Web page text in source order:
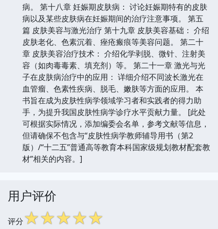
病。 第十八章 妊娠期皮肤病： 讨论妊娠期特有的皮肤
病以及某些皮肤病在妊娠期间的治疗注意事项。 第五
篇 皮肤美容与激光治疗 第十九章 皮肤美容基础： 介绍
皮肤老化、色素沉着、痤疮瘢痕等美容问题。 第二十
章 皮肤美容治疗技术： 介绍化学剥脱、微针、注射美
容（如肉毒毒素、填充剂）等。 第二十一章 激光与光
子在皮肤病治疗中的应用： 详细介绍不同波长激光在
血管瘤、色素性疾病、脱毛、嫩肤等方面的应用。 本
书旨在成为皮肤性病学领域学习者和实践者的得力助
手，为提升我国皮肤性病学诊疗水平贡献力量。 [此处
可根据实际情况，添加编委会名单，参考文献等信息，
但请确保不包含与“皮肤性病学教师辅导用书（第2
版）/“十二五”普通高等教育本科国家级规划教材配套教
材”相关的内容。]
用户评价
评分☆☆☆☆☆